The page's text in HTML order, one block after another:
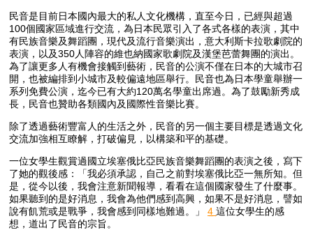
民音是目前日本國內最大的私人文化機構，直至今日，已經與超過
100個國家區域進行交流，為日本民眾引入了各式各樣的表演，其中
有民族音樂及舞蹈團，現代及流行音樂演出，意大利斯卡拉歌劇院的
表演，以及350人陣容的維也納國家歌劇院及漢堡芭蕾舞團的演出。
為了讓更多人有機會接觸到藝術，民音的公演不僅在日本的大城市召
開，也被編排到小城市及較偏遠地區舉行。民音也為日本學童舉辦一
系列免費公演，迄今已有大約120萬名學童出席過。為了鼓勵新秀成
長，民音也贊助各類國內及國際性音樂比賽。
除了透過藝術豐富人的生活之外，民音的另一個主要目標是透過文化
交流加強相互瞭解，打破偏見，以構築和平的基礎。
一位女學生觀賞過國立埃塞俄比亞民族音樂舞蹈團的表演之後，寫下
了她的觀後感：「我必須承認，自己之前對埃塞俄比亞一無所知。但
是，從今以後，我會注意新聞報導，看看在這個國家發生了什麼事。
如果聽到的是好消息，我會為他們感到高興，如果不是好消息，譬如
說有飢荒或是戰爭，我會感到同樣地難過。」4 這位女學生的感
想，道出了民音的宗旨。